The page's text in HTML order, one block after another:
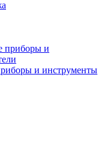
и инструменты